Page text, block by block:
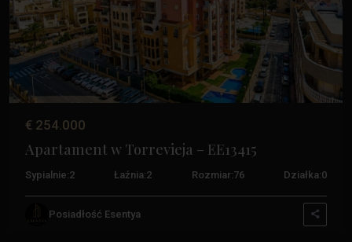
Poprzedni
€ 254.000
Apartament w Torrevieja – EE13415
Sypialnie:2 Łaźnia:2 Rozmiar:76 Działka:0
Posiadłość Esentya
Torrevieja,